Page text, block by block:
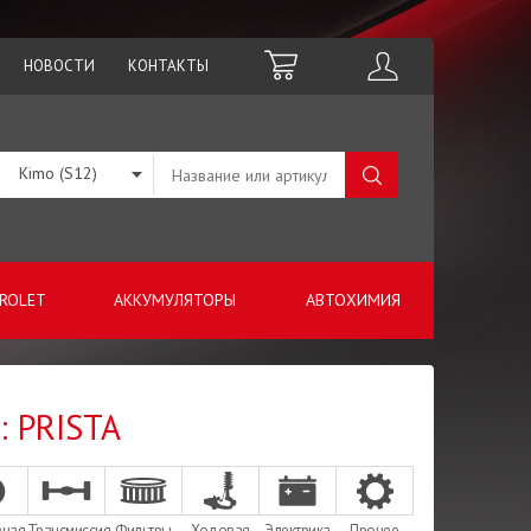
НОВОСТИ КОНТАКТЫ
АККУМУЛЯТОРЫ АВТОХИМИЯ
Kimo (S12)